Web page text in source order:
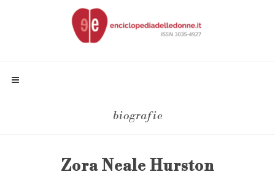
biografie
Zora Neale Hurston